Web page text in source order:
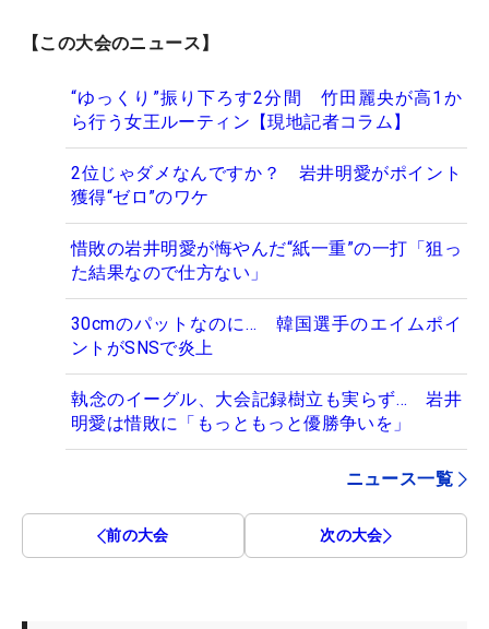
【この大会のニュース】
“ゆっくり”振り下ろす2分間 竹田麗央が高1か
ら行う女王ルーティン【現地記者コラム】
2位じゃダメなんですか？ 岩井明愛がポイント
獲得“ゼロ”のワケ
惜敗の岩井明愛が悔やんだ“紙一重”の一打「狙っ
た結果なので仕方ない」
30cmのパットなのに… 韓国選手のエイムポイ
ントがSNSで炎上
執念のイーグル、大会記録樹立も実らず… 岩井
明愛は惜敗に「もっともっと優勝争いを」
ニュース一覧
前の大会 次の大会